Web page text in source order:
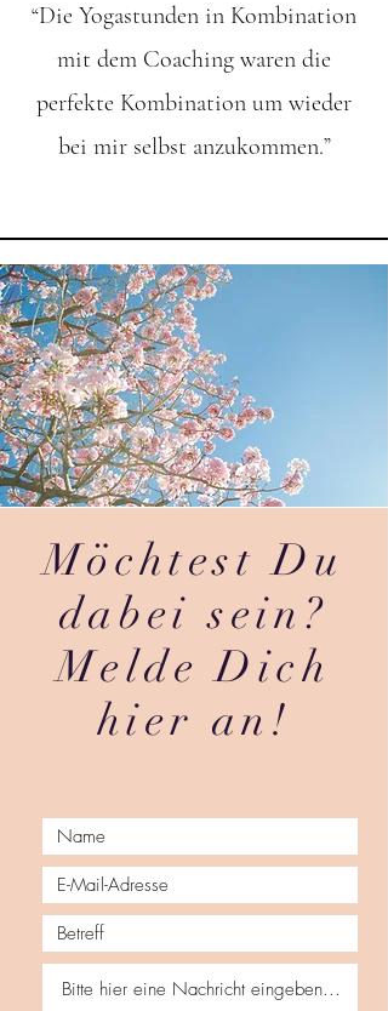
“Die Yogastunden in Kombination
mit dem Coaching waren die
perfekte Kombination um wieder
bei mir selbst anzukommen.”
Möchtest Du
dabei sein?
Melde Dich
hier an!